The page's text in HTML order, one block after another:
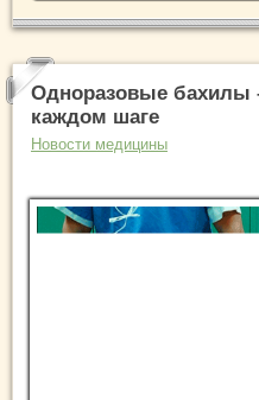
Одноразовые бахилы
каждом шаге
Новости медицины